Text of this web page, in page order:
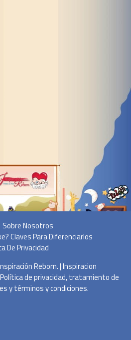
Sobre Nosotros
Claves Para Diferenciarlos
De Privacidad
Reborn. | Inspiracion
Política de privacidad, tratamiento de
y términos y condiciones.